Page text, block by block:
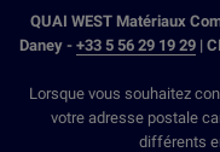
QUAI WEST Matériaux
Daney - +33 5 56 29 19 29|
Lorsque vous souhaitez
votre adresse postale
différents